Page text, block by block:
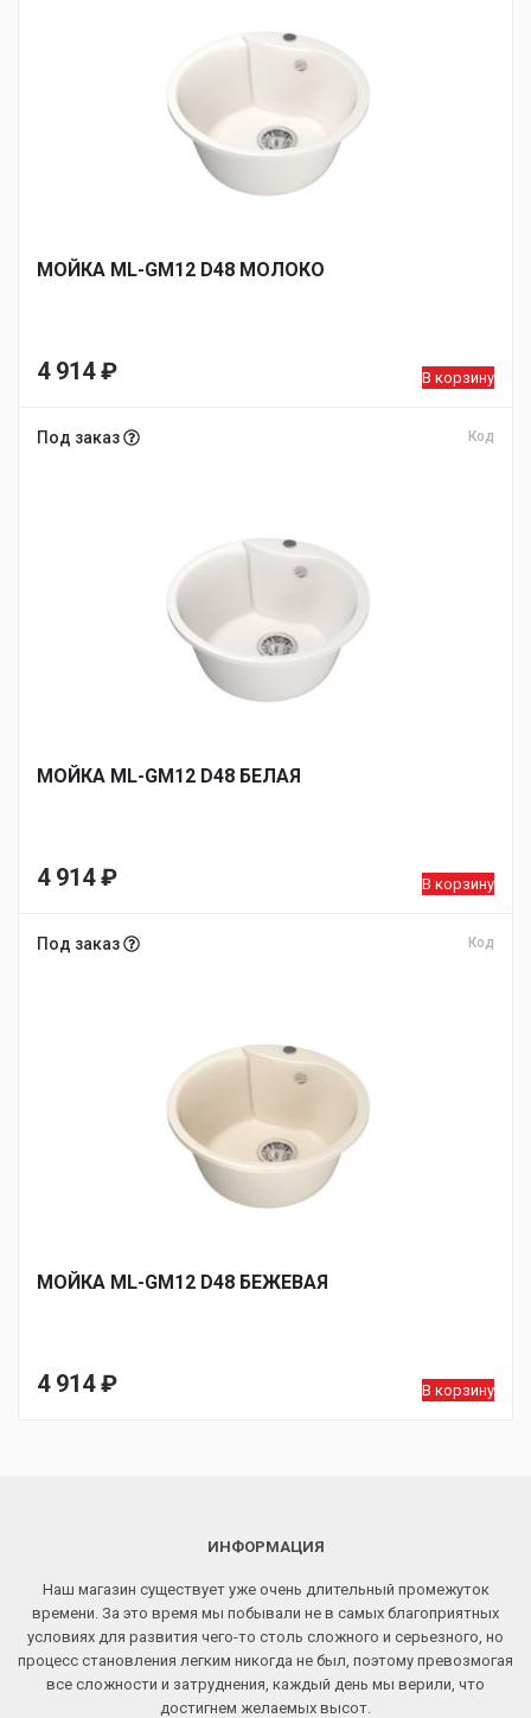
МОЙКA ML-GM12 D48 МОЛОКО
4 914₽ В корзину
Под заказ Код
МОЙКA ML-GM12 D48 БЕЛАЯ
4 914₽ В корзину
Под заказ Код
МОЙКA ML-GM12 D48 БЕЖЕВАЯ
4 914₽ В корзину
ИНФОРМАЦИЯ
Наш магазин существует уже очень длительный промежуток
времени. За это время мы побывали не в самых благоприятных
условиях для развития чего-то столь сложного и серьезного, но
процесс становления легким никогда не был, поэтому превозмогая
все сложности и затруднения, каждый день мы верили, что
достигнем желаемых высот.